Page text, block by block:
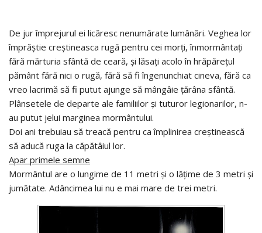
De jur împrejurul ei licăresc nenumărate lumânări. Veghea lor
împrăştie creştineasca rugă pentru cei morţi, înmormântaţi
fără mărturia sfântă de ceară, şi lăsaţi acolo în hrăpăreţul
pământ fără nici o rugă, fără să fi îngenunchiat cineva, fără ca
vreo lacrimă să fi putut ajunge să mângâie ţărâna sfântă.
Plânsetele de departe ale familiilor şi tuturor legionarilor, n-
au putut jelui marginea mormântului.
Doi ani trebuiau să treacă pentru ca împlinirea creştinească
să aducă ruga la căpătâiul lor.
Apar primele semne
Mormântul are o lungime de 11 metri şi o lăţime de 3 metri şi
jumătate. Adâncimea lui nu e mai mare de trei metri.